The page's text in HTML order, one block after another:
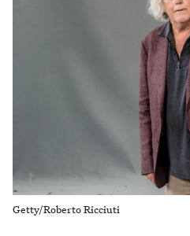
Getty/Roberto Ricciuti